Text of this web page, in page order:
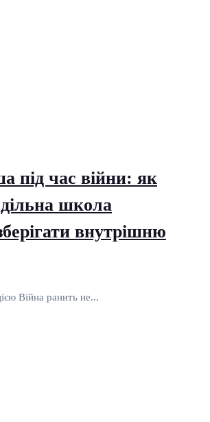
під час війни: як
школа
внутрішню
Війна ранить не...